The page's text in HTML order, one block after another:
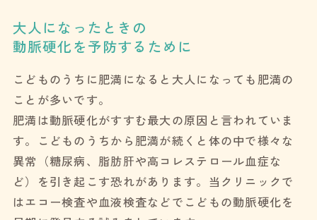
大人になったときの
動脈硬化を予防するために
こどものうちに肥満になると大人になっても肥満の
ことが多いです。
肥満は動脈硬化がすすむ最大の原因と言われていま
す。こどものうちから肥満が続くと体の中で様々な
異常（糖尿病、脂肪肝や高コレステロール血症な
ど）を引き起こす恐れがあります。当クリニックで
はエコー検査や血液検査などでこどもの動脈硬化を